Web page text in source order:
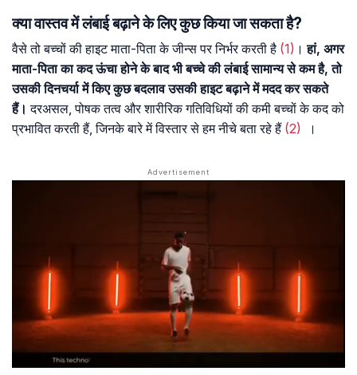
क्या वास्तव में लंबाई बढ़ाने के लिए कुछ किया जा सकता है?
वैसे तो बच्चों की हाइट माता-पिता के जीन्स पर निर्भर करती है (1) ।हां, अगर
माता-पिता का कद ऊंचा होने के बाद भी बच्चे की लंबाई सामान्य से कम है, तो
उसकी दिनचर्या में किए कुछ बदलाव उसकी हाइट बढ़ाने में मदद कर सकते
हैं। दरअसल, पोषक तत्व और शारीरिक गतिविधियों की कमी बच्चों के कद को
प्रभावित करती हैं, जिनके बारे में विस्तार से हम नीचे बता रहे हैं (2) ।